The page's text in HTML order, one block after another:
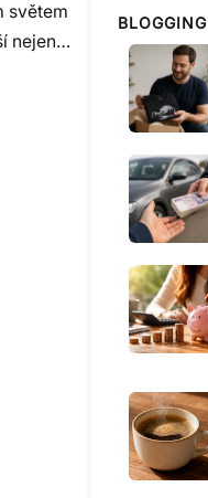
světem
nejen…
BLOGGING